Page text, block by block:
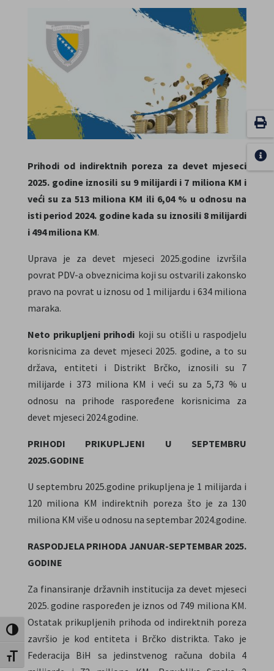
Toggle High Contrast
Toggle Font size
Prihodi od indirektnih poreza za devet mjeseci
2025. godine iznosili su 9 milijardi i 7 miliona KM i
veći su za 513 miliona KM ili 6,04 % u odnosu na
isti period 2024. godine kada su iznosili 8 milijardi
i 494 miliona KM.
Uprava je za devet mjeseci 2025.godine izvršila
povrat PDV-a obveznicima koji su ostvarili zakonsko
pravo na povrat u iznosu od 1 milijardu i 634 miliona
maraka.
Neto prikupljeni prihodi koji su otišli u raspodjelu
korisnicima za devet mjeseci 2025. godine, a to su
država, entiteti i Distrikt Brčko, iznosili su 7
milijarde i 373 miliona KM i veći su za 5,73 % u
odnosu na prihode raspoređene korisnicima za
devet mjeseci 2024.godine.
PRIHODI PRIKUPLJENI U SEPTEMBRU
2025.GODINE
U septembru 2025.godine prikupljena je 1 milijarda i
120 miliona KM indirektnih poreza što je za 130
miliona KM više u odnosu na septembar 2024.godine.
RASPODJELA PRIHODA JANUAR-SEPTEMBAR 2025.
GODINE
Za finansiranje državnih institucija za devet mjeseci
2025. godine raspoređen je iznos od 749 miliona KM.
Ostatak prikupljenih prihoda od indirektnih poreza
završio je kod entiteta i Brčko distrikta. Tako je
Federacija BiH sa jedinstvenog računa dobila 4